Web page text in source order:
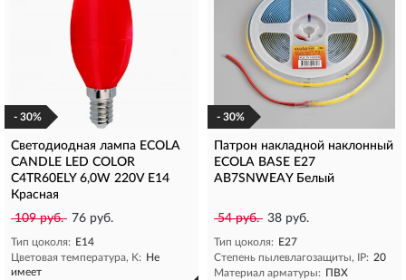
- 30%
Светодиодная лампа ECOLA
CANDLE LED COLOR
C4TR60ELY 6,0W 220V E14
Красная
109 руб. 76 руб.
Тип цоколя: E14
Цветовая температура, K: Не
имеет
- 30%
Патрон накладной наклонный
ECOLA BASE E27
AB7SNWEAY Белый
54 руб. 38 руб.
Тип цоколя: E27
Степень пылевлагозащиты, IP: 20
Материал арматуры: ПВХ